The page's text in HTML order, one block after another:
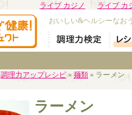
ライブ カジノ ライブ カ
おいしい&ヘルシーなお
調理力アップレシピ»麺類 » ラーメン
ラーメン